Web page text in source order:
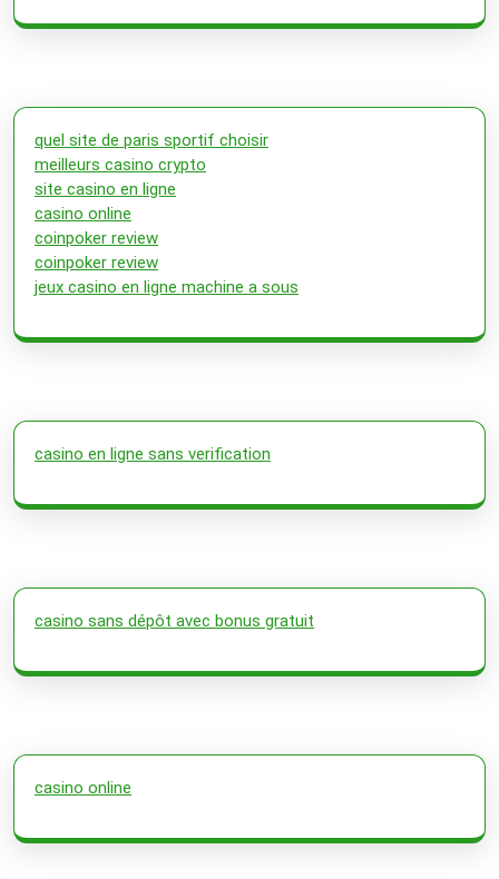
quel site de paris sportif choisir
meilleurs casino crypto
site casino en ligne
casino online
coinpoker review
coinpoker review
jeux casino en ligne machine a sous
casino en ligne sans verification
casino sans dépôt avec bonus gratuit
casino online